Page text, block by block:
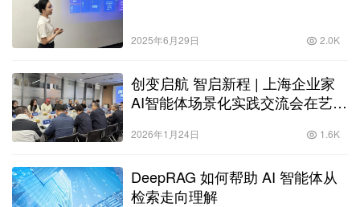
2025年6月29日 2.0K
创变启航 智启新程 | 上海企业家
AI智能体场景化实践交流会在艺赛
2026年1月24日 1.6K
DeepRAG 如何帮助 AI 智能体从
检索走向理解